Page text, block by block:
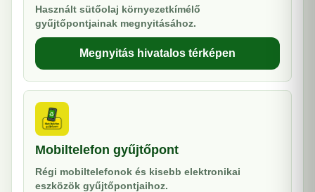
Használt sütőolaj környezetkímélő
gyűjtőpontjainak megnyitásához.
Megnyitás hivatalos térképen
Mobiltelefon gyűjtőpont
Régi mobiltelefonok és kisebb elektronikai
eszközök gyűjtőpontjaihoz.